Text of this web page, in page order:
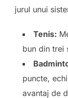
jurul unui
Tenis:
bun din trei
puncte,
avantaj de